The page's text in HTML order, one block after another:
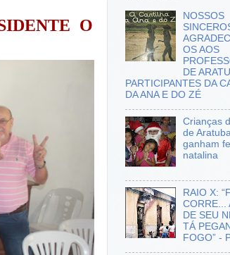
O
NOSSOS
OS AOS
DE
PARTICIPANTES DA
DA ANA E DO ZÉ
Crianças
de
ganham
natalina
RAIO X:
CORRE...
DE SEU
TÁ
FOGO” -